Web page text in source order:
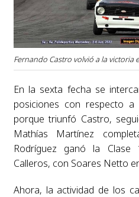
Fernando Castro volvió a la victoria
En la sexta fecha se
posiciones con respecto
porque triunfó Castro,
Mathías Martínez
Rodríguez ganó la
Calleros, con Soares Netto
Ahora, la actividad de los